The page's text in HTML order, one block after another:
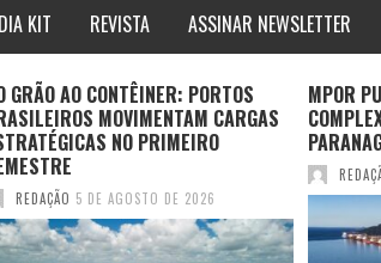
KIT REVISTA ASSINAR NEWSLETTER
GRÃO AO CONTÊINER: PORTOS
MOVIMENTAM CARGAS
NO PRIMEIRO
REDAÇÃO 5 DE AGOSTO DE 2026
MPOR